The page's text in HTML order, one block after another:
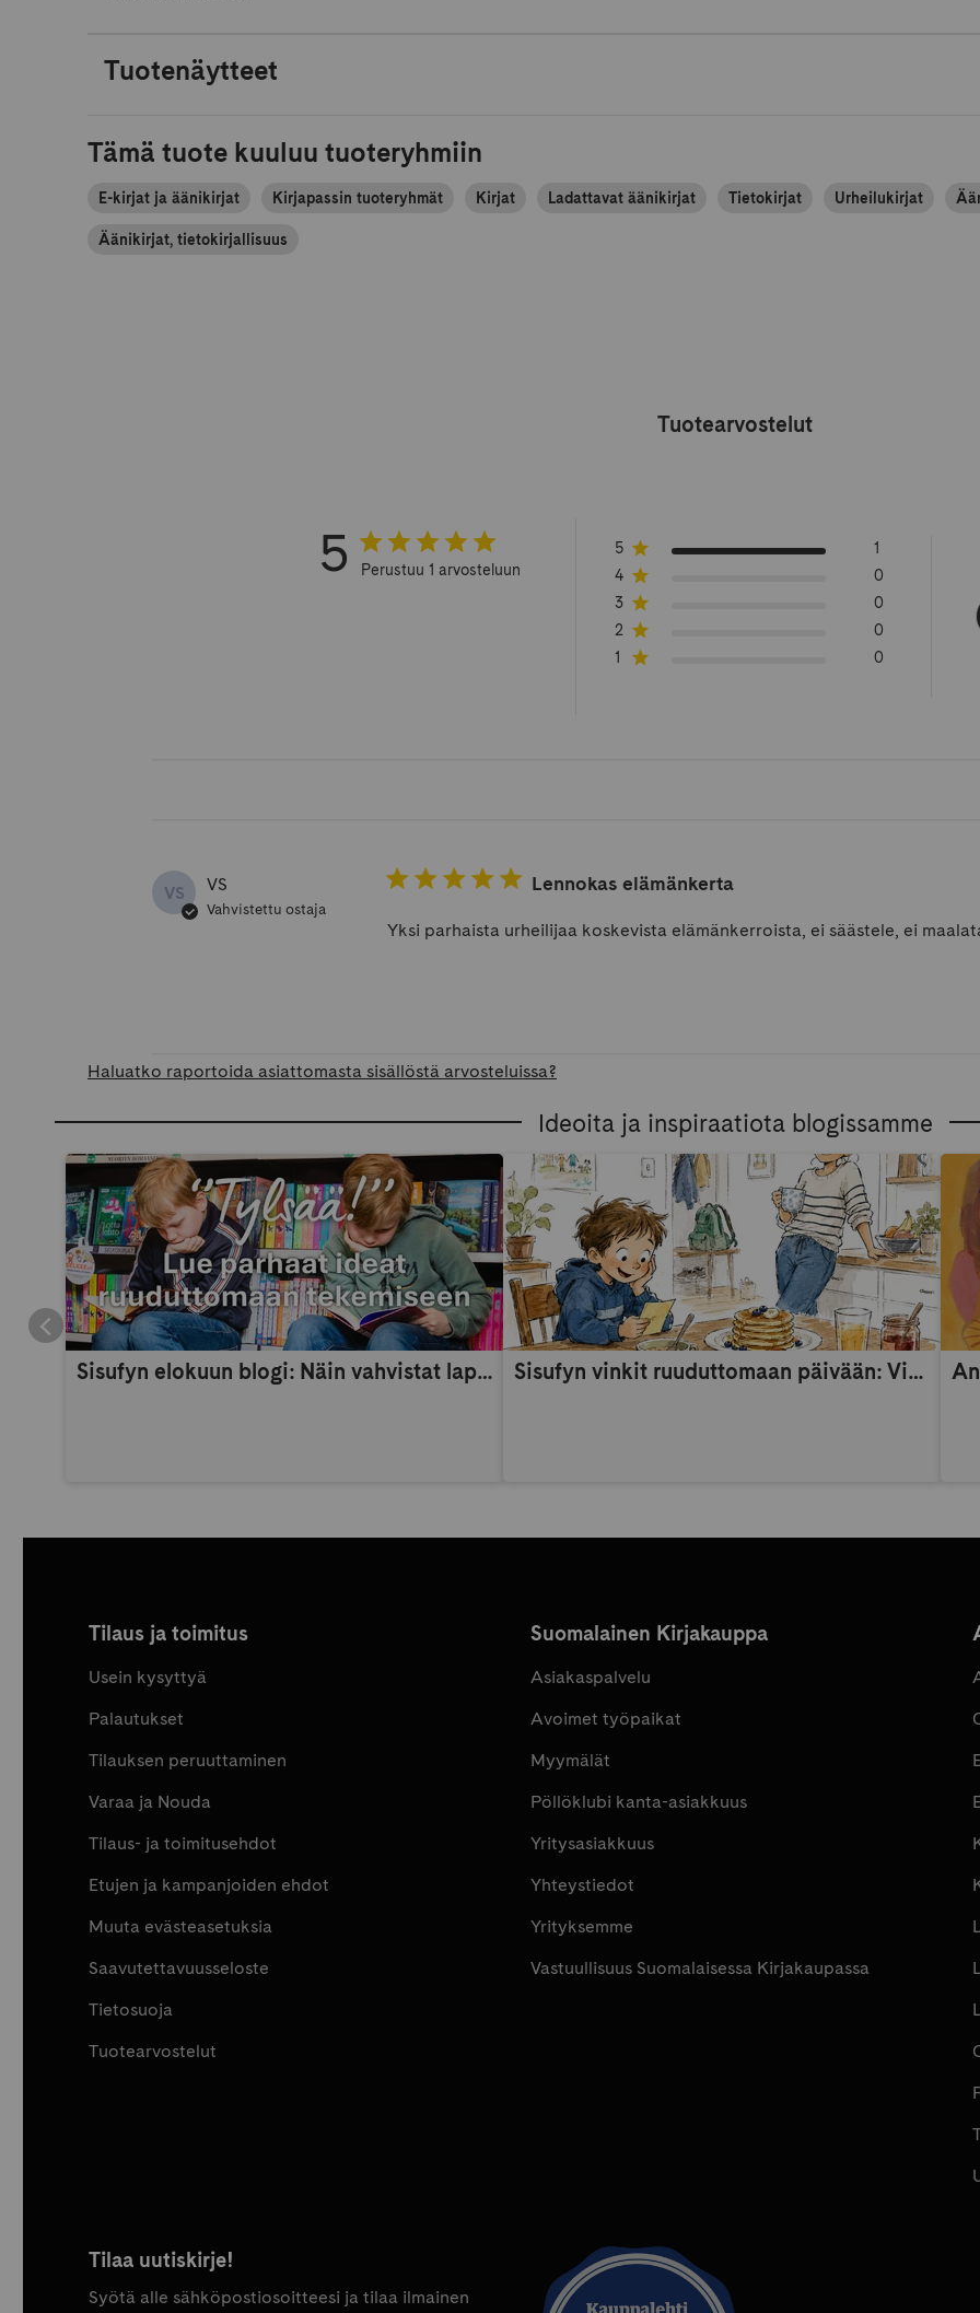
Tuotenäytteet
Tämä tuote kuuluu tuoteryhmiin
E-kirjat ja äänikirjat Kirjapassin tuoteryhmät Kirjat Ladattavat äänikirjat Tietokirjat Urheilukirjat
Äänikirjat, tietokirjallisuus
Tuotearvostelut
5 Perustuu 1 arvosteluun
5
1
4
0
3
0
2
0
1
0
VS VS
Vahvistettu ostaja
Lennokas elämänkerta
Yksi parhaista urheilijaa koskevista elämänkerroista, ei säästele, ei
Haluatko raportoida asiattomasta sisällöstä arvosteluissa?
Ideoita ja inspiraatiota blogissamme
Sisufyn elokuun blogi: Näin vahvistat lapsen itsetuntoa someaikana Sisufyn vinkit ruuduttomaan päivään: Vinkki 9
Tilaus ja toimitus
Usein kysyttyä
Palautukset
Tilauksen peruuttaminen
Varaa ja Nouda
Tilaus- ja toimitusehdot
Etujen ja kampanjoiden ehdot
Muuta evästeasetuksia
Saavutettavuusseloste
Tietosuoja
Tuotearvostelut
Suomalainen Kirjakauppa
Asiakaspalvelu
Avoimet työpaikat
Myymälät
Pöllöklubi kanta-asiakkuus
Yritysasiakkuus
Yhteystiedot
Yrityksemme
Vastuullisuus Suomalaisessa Kirjakaupassa
Tilaa uutiskirje!
Syötä alle sähköpostiosoitteesi ja tilaa ilmainen